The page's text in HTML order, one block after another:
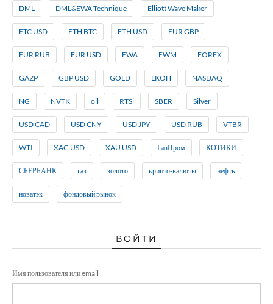
DML DML&EWA Technique Elliott Wave Maker
ETC USD ETH BTC ETH USD EUR GBP
EUR RUB EUR USD EWA EWM FOREX
GAZP GBP USD GOLD LKOH NASDAQ
NG NVTK oil RTSi SBER Silver
USD CAD USD CNY USD JPY USD RUB VTBR
WTI XAG USD XAU USD ГазПром КОТИКИ
СБЕРБАНК газ золото крипто-валюты нефть
новатэк фондовый рынок
ВОЙТИ
Имя пользователя или email